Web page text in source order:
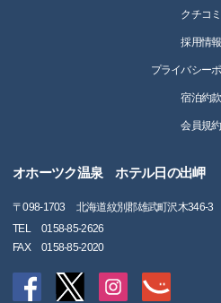
クチコミ
採用情報
プライバシー
宿泊約款
会員規約
オホーツク温泉 ホテル日の出岬
〒098-1703
北海道紋別郡雄武町沢木346-3
TEL
0158-85-2626
FAX
0158-85-2020